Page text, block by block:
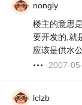
nongly
楼主的意思
要开发的,就
应该是供水
2007-
lclzb